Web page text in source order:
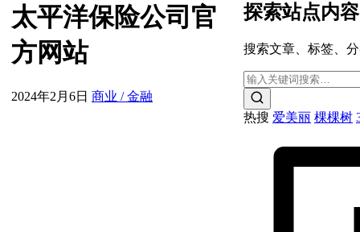
太平洋保险公司官
方网站
2024年2月6日 商业 / 金融
探索站点内容
搜索文章、标签、
热搜 爱美丽 棵棵树